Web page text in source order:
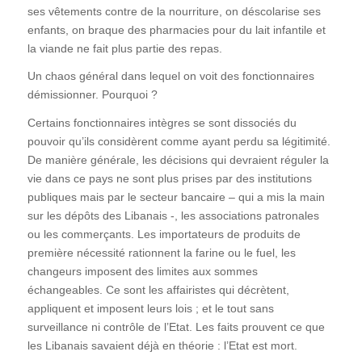
ses vêtements contre de la nourriture, on déscolarise ses
enfants, on braque des pharmacies pour du lait infantile et
la viande ne fait plus partie des repas.
Un chaos général dans lequel on voit des fonctionnaires
démissionner. Pourquoi ?
Certains fonctionnaires intègres se sont dissociés du
pouvoir qu’ils considèrent comme ayant perdu sa légitimité.
De manière générale, les décisions qui devraient réguler la
vie dans ce pays ne sont plus prises par des institutions
publiques mais par le secteur bancaire – qui a mis la main
sur les dépôts des Libanais -, les associations patronales
ou les commerçants. Les importateurs de produits de
première nécessité rationnent la farine ou le fuel, les
changeurs imposent des limites aux sommes
échangeables. Ce sont les affairistes qui décrètent,
appliquent et imposent leurs lois ; et le tout sans
surveillance ni contrôle de l’Etat. Les faits prouvent ce que
les Libanais savaient déjà en théorie : l’Etat est mort.